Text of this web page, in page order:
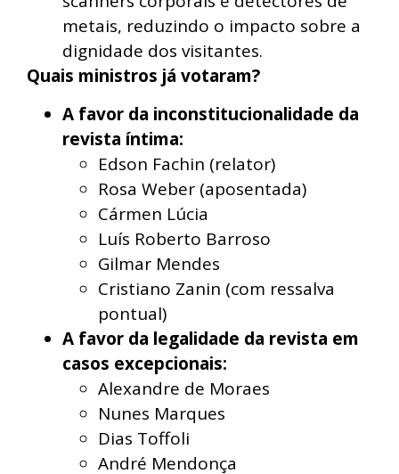
metais, reduzindo o impacto sobre a
dignidade dos visitantes.
Quais ministros já votaram?
A favor da inconstitucionalidade da
revista íntima:
Edson Fachin (relator)
Rosa Weber (aposentada)
Cármen Lúcia
Luís Roberto Barroso
Gilmar Mendes
Cristiano Zanin (com ressalva
pontual)
A favor da legalidade da revista em
casos excepcionais:
Alexandre de Moraes
Nunes Marques
Dias Toffoli
André Mendonça